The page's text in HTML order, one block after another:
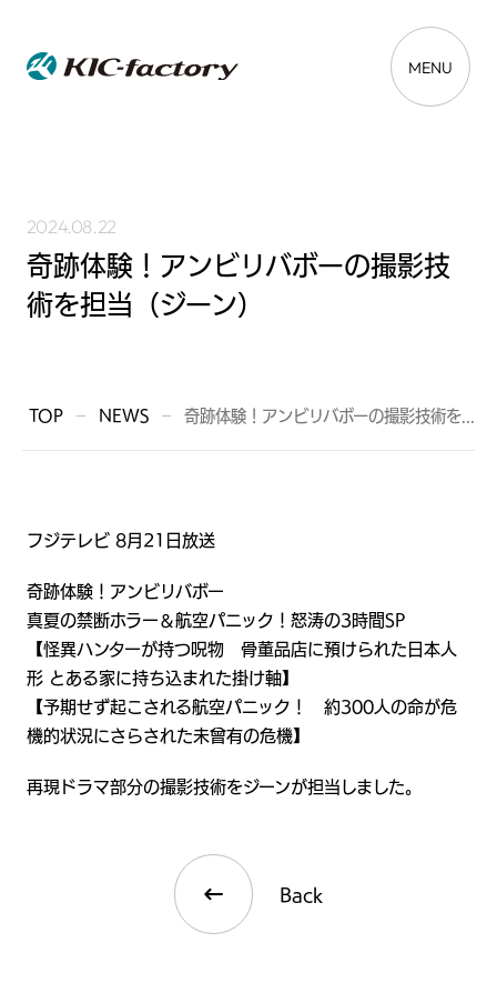
MENU
2024.08.22
奇跡体験！アンビリバボーの撮影技
術を担当（ジーン）
TOP NEWS 奇跡体験！アンビリバボーの撮影技術を...
フジテレビ 8月21日放送
奇跡体験！アンビリバボー
真夏の禁断ホラー＆航空パニック！怒涛の3時間SP
【怪異ハンターが持つ呪物 骨董品店に預けられた日本人
形 とある家に持ち込まれた掛け軸】
【予期せず起こされる航空パニック！ 約300人の命が危
機的状況にさらされた未曾有の危機】
再現ドラマ部分の撮影技術をジーンが担当しました。
Back